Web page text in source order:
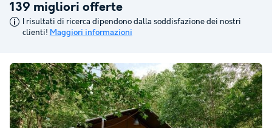
139 migliori offerte
I risultati di ricerca dipendono dalla soddisfazione dei nostri
clienti! Maggiori informazioni